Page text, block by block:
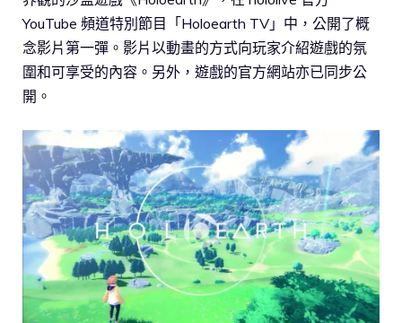
YouTube 頻道特別節目「Holoearth TV」中，公開了概
念影片第一彈。影片以動畫的方式向玩家介紹遊戲的氛
圍和可享受的內容。另外，遊戲的官方網站亦已同步公
開。